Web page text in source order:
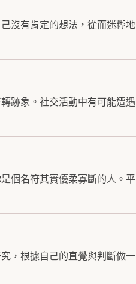
沒有肯定的想法，從而迷糊地
跡象。社交活動中有可能遭遇
個名符其實優柔寡斷的人。平
，根據自己的直覺與判斷做一